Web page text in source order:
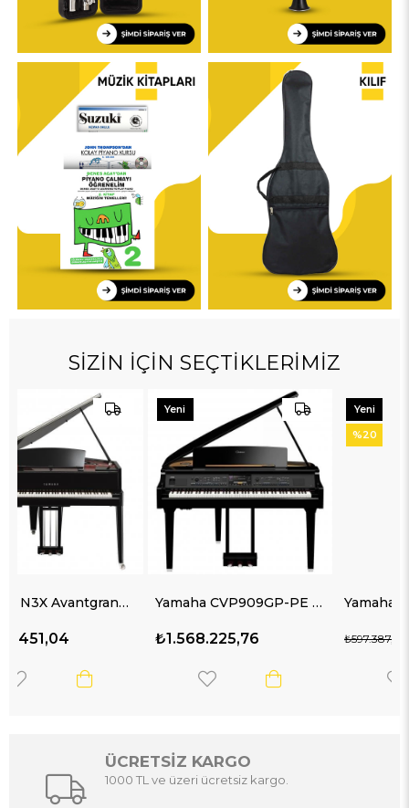
SİZİN İÇİN SEÇTİKLERİMİZ
Yamaha CVP909GP-PE Kuyruklu Dijital Piyano
₺1.568.225,76
Ürün
Yamaha CLP-865 Dijital Grand Piyano (Beyaz)
₺478.710,00
₺597.387,96
Ürün
%20
ÜCRETSİZ KARGO
1000 TL ve üzeri ücretsiz kargo.